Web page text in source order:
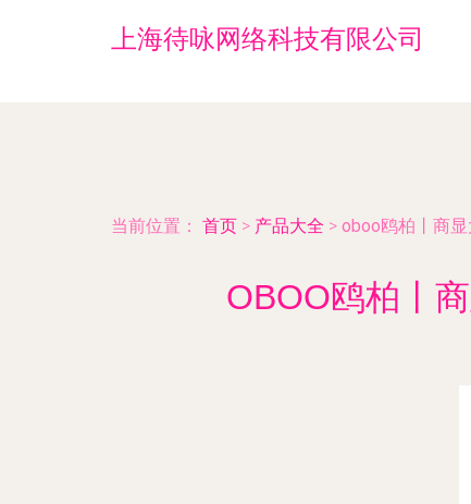
上海待咏网络科技有限公司
当前位置： 首页 > 产品大全 > oboo鸥柏丨商
OBOO鸥柏丨